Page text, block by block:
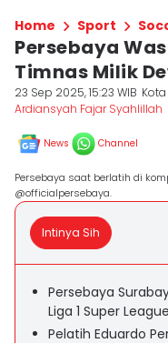
Home Sport
Persebaya
Timnas Milik
23 Sep 2025, 15:23 WIB
Ardiansyah Fajar Syahlillah
News Channel
Persebaya saat berlatih di
@officialpersebaya.
Intinya Sih
Persebaya
Liga 1 Super
Pelatih Eduardo